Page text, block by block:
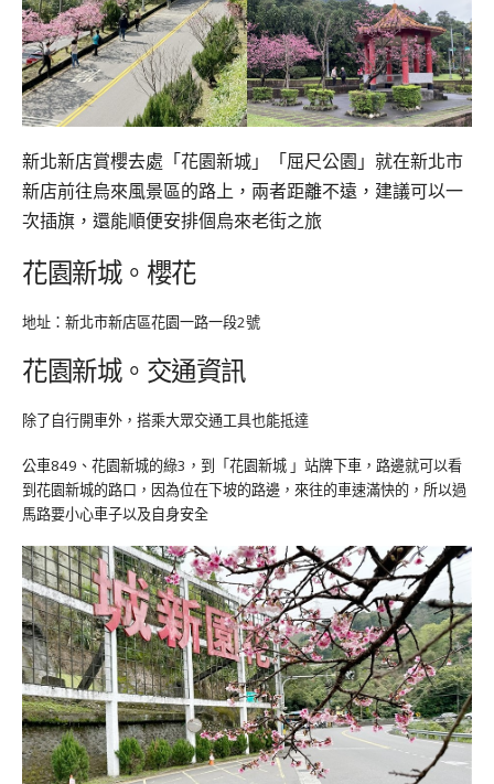
新北新店賞櫻去處「花園新城」「屈尺公園」就在新北市
新店前往烏來風景區的路上， 兩者距離不遠，建議可以一
次插旗，還能順便安排個烏來老街之旅
花園新城。櫻花
地址：新北市新店區花園一路一段2號
花園新城。交通資訊
除了自行開車外，搭乘大眾交通工具也能抵達
公車849、花園新城的綠3，到「花園新城 」站牌下車，路邊就可以看
到花園新城的路口，因為位在下坡的路邊，來往的車速滿快的，所以過
馬路要小心車子以及自身安全